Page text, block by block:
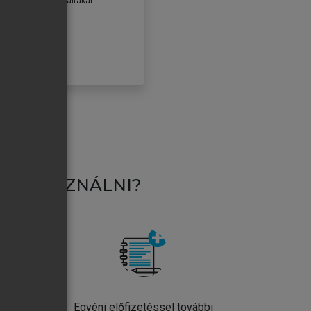
HASZNÁLNI?
Egyéni előfizetéssel további